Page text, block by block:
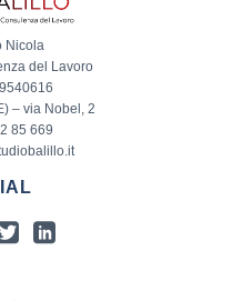
Nicola
del Lavoro
– via Nobel, 2
85 669